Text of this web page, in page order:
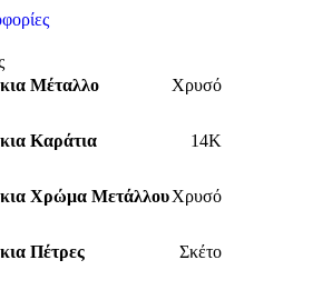
Μέταλλο
Χρυσό
Καράτια 14K
Χρώμα ΜετάλλουΧρυσό
Πέτρες Σκέτο